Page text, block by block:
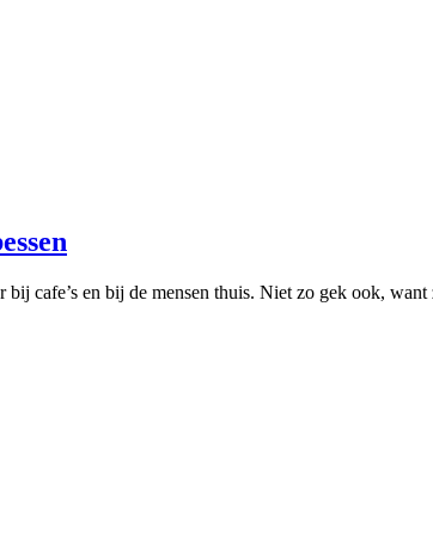
cafe’s en bij de mensen thuis. Niet zo gek ook,